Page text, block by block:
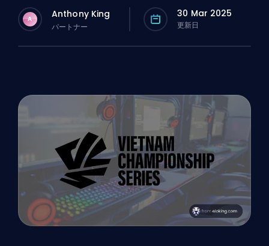
A Anthony King
パートナー
30 Mar 2025
更新日